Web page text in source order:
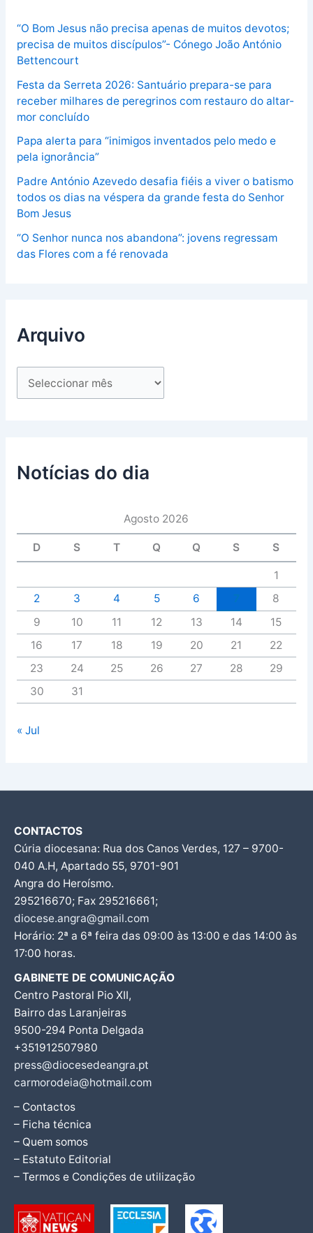
“O Bom Jesus não precisa apenas de muitos devotos;
precisa de muitos discípulos”- Cónego João António
Bettencourt
Festa da Serreta 2026: Santuário prepara-se para
receber milhares de peregrinos com restauro do altar-
mor concluído
Papa alerta para “inimigos inventados pelo medo e
pela ignorância”
Padre António Azevedo desafia fiéis a viver o batismo
todos os dias na véspera da grande festa do Senhor
Bom Jesus
“O Senhor nunca nos abandona”: jovens regressam
das Flores com a fé renovada
Arquivo
Notícias do dia
Agosto 2026
D S T Q Q S S
1
2
3 4 5 6
8
9
10 11 12 13 14
15
16
17 18 19 20 21
22
23
24 25 26 27 28
29
30
31
« Jul
CONTACTOS
Cúria diocesana: Rua dos Canos Verdes, 127 – 9700-
040 A.H, Apartado 55, 9701-901
Angra do Heroísmo.
295216670; Fax 295216661;
diocese.angra@gmail.com
Horário: 2ª a 6ª feira das 09:00 às 13:00 e das 14:00 às
17:00 horas.
GABINETE DE COMUNICAÇÃO
Centro Pastoral Pio XII,
Bairro das Laranjeiras
9500-294 Ponta Delgada
+351912507980
press@diocesedeangra.pt
carmorodeia@hotmail.com
– Contactos
– Ficha técnica
– Quem somos
– Estatuto Editorial
– Termos e Condições de utilização